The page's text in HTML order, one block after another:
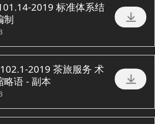
2019 标准体系结
制
2019 茶旅服务 术
略语 - 副本